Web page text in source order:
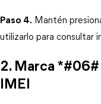
Paso 4. Mantén
utilizarlo para consultar
2. Marca *#06#
IMEI